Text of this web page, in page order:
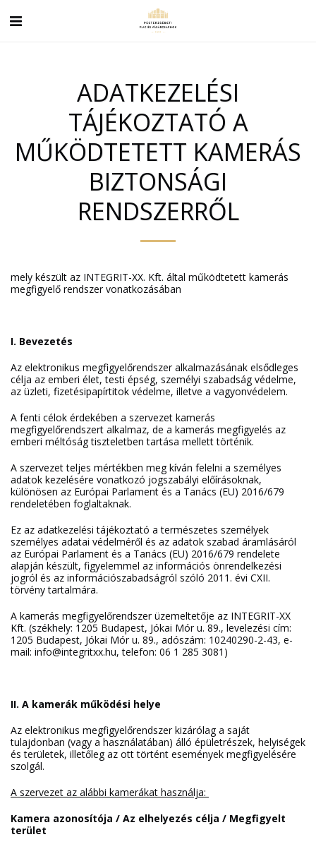
ADATKEZELÉSI
TÁJÉKOZTATÓ A
MŰKÖDTETETT KAMERÁS
BIZTONSÁGI
RENDSZERRŐL
mely készült az INTEGRIT-XX. Kft. által működtetett kamerás
megfigyelő rendszer vonatkozásában
I. Bevezetés
Az elektronikus megfigyelőrendszer alkalmazásának elsődleges
célja az emberi élet, testi épség, személyi szabadság védelme,
az üzleti, fizetésipapírtitok védelme, illetve a vagyonvédelem.
A fenti célok érdekében a szervezet kamerás
megfigyelőrendszert alkalmaz, de a kamerás megfigyelés az
emberi méltóság tiszteletben tartása mellett történik.
A szervezet teljes mértékben meg kíván felelni a személyes
adatok kezelésére vonatkozó jogszabályi előírásoknak,
különösen az Európai Parlament és a Tanács (EU) 2016/679
rendeletében foglaltaknak.
Ez az adatkezelési tájékoztató a természetes személyek
személyes adatai védelméről és az adatok szabad áramlásáról
az Európai Parlament és a Tanács (EU) 2016/679 rendelete
alapján készült, figyelemmel az információs önrendelkezési
jogról és az információszabadságról szóló 2011. évi CXII.
törvény tartalmára.
A kamerás megfigyelőrendszer üzemeltetője az INTEGRIT-XX
Kft. (székhely: 1205 Budapest, Jókai Mór u. 89., levelezési cím:
1205 Budapest, Jókai Mór u. 89., adószám: 10240290-2-43, e-
mail: info@integritxx.hu, telefon: 06 1 285 3081)
II. A kamerák működési helye
Az elektronikus megfigyelőrendszer kizárólag a saját
tulajdonban (vagy a használatában) álló épületrészek, helyiségek
és területek, illetőleg az ott történt események megfigyelésére
szolgál.
A szervezet az alábbi kamerákat használja:
Kamera azonosítója / Az elhelyezés célja / Megfigyelt
terület